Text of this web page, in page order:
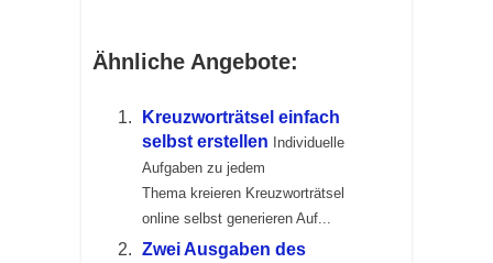
Ähnliche Angebote:
Kreuzworträtsel einfach
selbst erstellen
Individuelle
Aufgaben zu jedem
Thema kreieren Kreuzworträtsel
online selbst generieren Auf...
Zwei Ausgaben des